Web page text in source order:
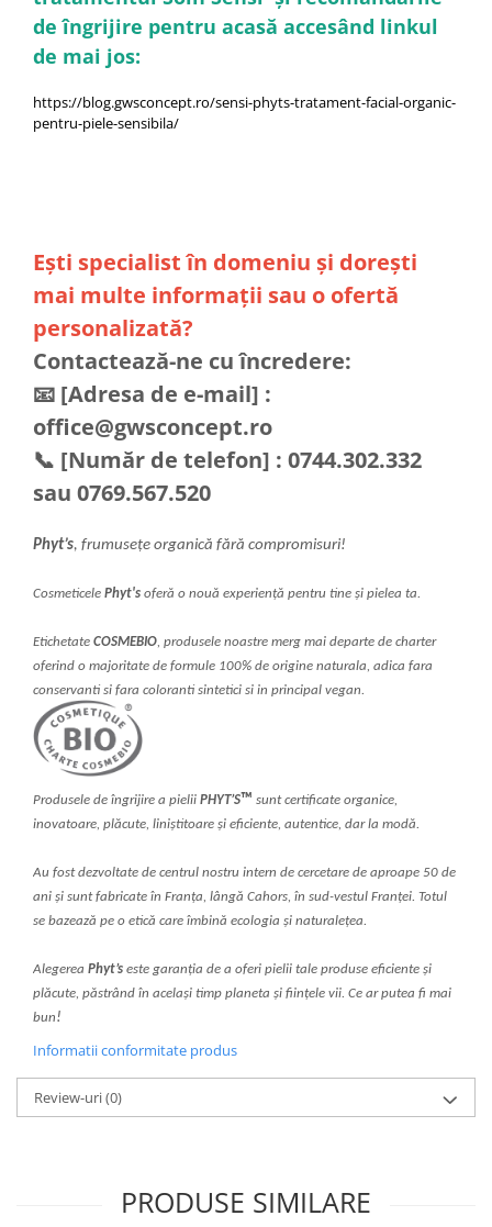
de îngrijire pentru acasă accesând linkul
de mai jos:
https://blog.gwsconcept.ro/sensi-phyts-tratament-facial-organic-
pentru-piele-sensibila/
Ești specialist în domeniu și dorești
mai multe informații sau o ofertă
personalizată?
Contactează-ne cu încredere:
📧 [Adresa de e-mail] :
office@gwsconcept.ro
📞 [Număr de telefon] : 0744.302.332
sau 0769.567.520
Phyt’s, frumusețe organică fără compromisuri!
Cosmeticele Phyt's oferă o nouă experiență pentru tine și pielea ta.
Etichetate COSMEBIO, produsele noastre merg mai departe de charter
oferind o majoritate de formule 100% de origine naturala, adica fara
conservanti si fara coloranti sintetici si in principal vegan.
Produsele de îngrijire a pielii PHYT’S™ sunt certificate organice,
inovatoare, plăcute, liniștitoare și eficiente, autentice, dar la modă.
Au fost dezvoltate de centrul nostru intern de cercetare de aproape 50 de
ani și sunt fabricate în Franța, lângă Cahors, în sud-vestul Franței. Totul
se bazează pe o etică care îmbină ecologia și naturalețea.
Alegerea Phyt’s este garanția de a oferi pielii tale produse eficiente și
plăcute, păstrând în același timp planeta și ființele vii. Ce ar putea fi mai
bun!
Informatii conformitate produs
Review-uri(0)
PRODUSE SIMILARE